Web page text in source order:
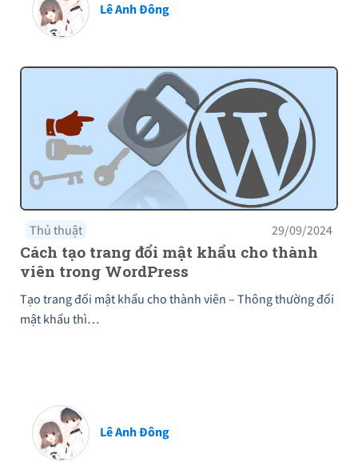
Lê Anh Đông
Thủ thuật 29/09/2024
Cách tạo trang đổi mật khẩu cho thành
viên trong WordPress
Tạo trang đổi mật khẩu cho thành viên – Thông thường đổi
mật khẩu thì…
Lê Anh Đông